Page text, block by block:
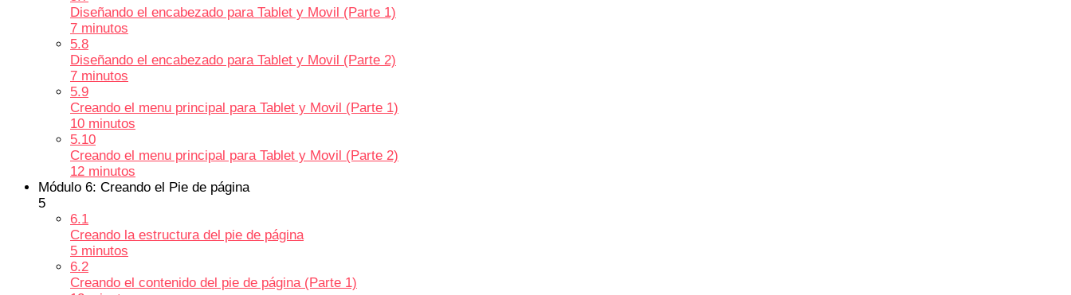
Diseñando el encabezado para Tablet y Movil (Parte 1)
7 minutos
5.8
Diseñando el encabezado para Tablet y Movil (Parte 2)
7 minutos
5.9
Creando el menu principal para Tablet y Movil (Parte 1)
10 minutos
5.10
Creando el menu principal para Tablet y Movil (Parte 2)
12 minutos
Módulo 6: Creando el Pie de página
5
6.1
Creando la estructura del pie de página
5 minutos
6.2
Creando el contenido del pie de página (Parte 1)